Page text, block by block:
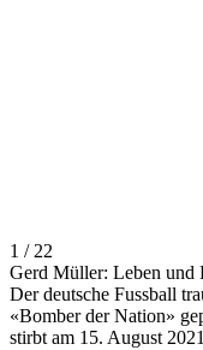
1 / 22
Gerd Müller: Leben und
Der deutsche Fussball
«Bomber der Nation»
stirbt am 15. August